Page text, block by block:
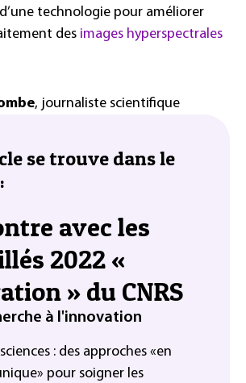
technologie pour améliorer
des images hyperspectrales
, journaliste scientifique
se trouve dans le
avec les
2022 «
» du CNRS
à l'innovation
: des approches «en
pour soigner les